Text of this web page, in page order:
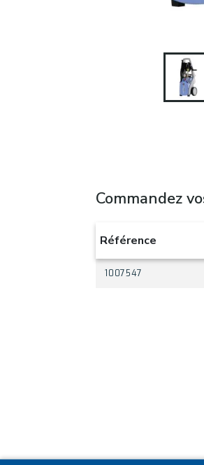
Commandez
Référence
1007547